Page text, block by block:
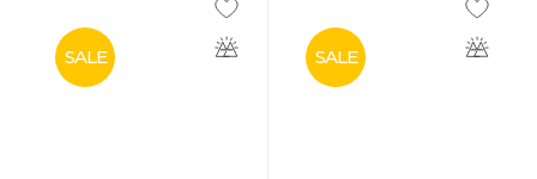
SALE SALE